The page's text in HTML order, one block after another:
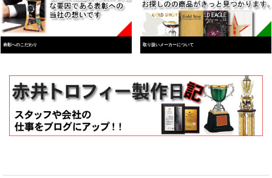
表彰へのこだわり 取り扱いメーカーについて